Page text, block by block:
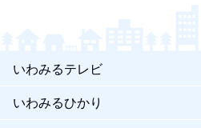
いわみるテレビ
いわみるひかり